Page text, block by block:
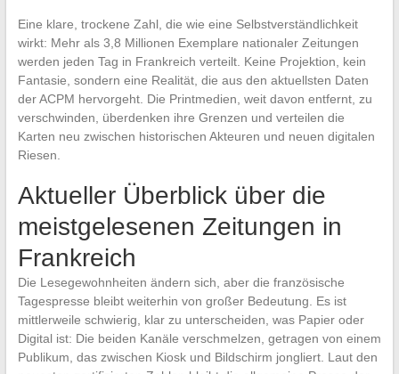
Eine klare, trockene Zahl, die wie eine Selbstverständlichkeit
wirkt: Mehr als 3,8 Millionen Exemplare nationaler Zeitungen
werden jeden Tag in Frankreich verteilt. Keine Projektion, kein
Fantasie, sondern eine Realität, die aus den aktuellsten Daten
der ACPM hervorgeht. Die Printmedien, weit davon entfernt, zu
verschwinden, überdenken ihre Grenzen und verteilen die
Karten neu zwischen historischen Akteuren und neuen digitalen
Riesen.
Aktueller Überblick über die
meistgelesenen Zeitungen in
Frankreich
Die Lesegewohnheiten ändern sich, aber die französische
Tagespresse bleibt weiterhin von großer Bedeutung. Es ist
mittlerweile schwierig, klar zu unterscheiden, was Papier oder
Digital ist: Die beiden Kanäle verschmelzen, getragen von einem
Publikum, das zwischen Kiosk und Bildschirm jongliert. Laut den